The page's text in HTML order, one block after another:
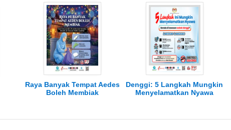
Raya Banyak Tempat Aedes
Boleh Membiak
Denggi: 5 Langkah Mungkin
Menyelamatkan Nyawa